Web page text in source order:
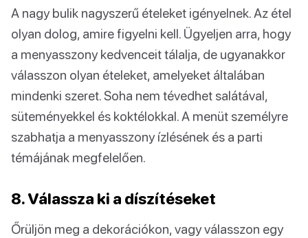
A nagy bulik nagyszerű ételeket igényelnek. Az étel
olyan dolog, amire figyelni kell. Ügyeljen arra, hogy
a menyasszony kedvenceit tálalja, de ugyanakkor
válasszon olyan ételeket, amelyeket általában
mindenki szeret. Soha nem tévedhet salátával,
süteményekkel és koktélokkal. A menüt személyre
szabhatja a menyasszony ízlésének és a parti
témájának megfelelően.
8. Válassza ki a díszítéseket
Őrüljön meg a dekorációkon, vagy válasszon egy